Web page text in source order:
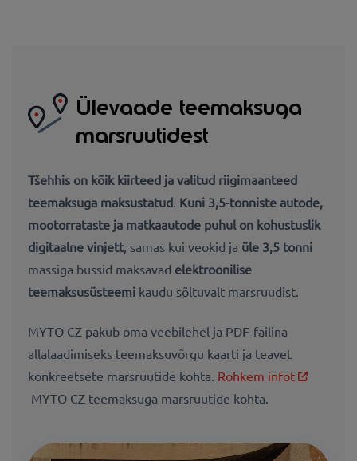
Ülevaade teemaksuga
marsruutidest
Tšehhis on kõik kiirteed ja valitud riigimaanteed
teemaksuga maksustatud Kuni 3,5-tonniste autode,
mootorrataste ja matkaautode puhul on kohustuslik
digitaalne vinjett, samas kui veokid ja üle 3,5 tonni
massiga bussid maksavad elektroonilise
teemaksusüsteemi kaudu sõltuvalt marsruudist.
MYTO CZ pakub oma veebilehel ja PDF-failina
allalaadimiseks teemaksuvõrgu kaarti ja teavet
konkreetsete marsruutide kohta. Rohkem infot
MYTO CZ teemaksuga marsruutide kohta.